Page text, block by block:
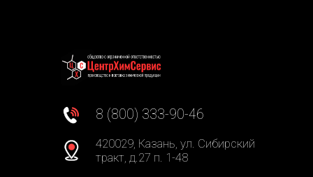
8 (800) 333-90-46
420029, Казань, ул. Сибирский
тракт, д.27 п. 1-48